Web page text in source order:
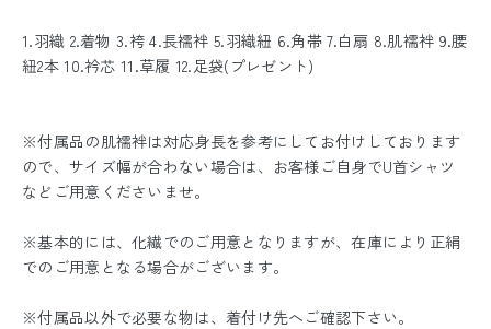
1.羽織 2.着物 3.袴 4.長襦袢 5.羽織紐 6.角帯 7.白扇 8.肌襦袢 9.腰
紐2本 10.衿芯 11.草履 12.足袋(プレゼント)
※付属品の肌襦袢は対応身長を参考にしてお付けしております
ので、サイズ幅が合わない場合は、お客様ご自身でU首シャツ
などご用意くださいませ。
※基本的には、化繊でのご用意となりますが、在庫により正絹
でのご用意となる場合がございます。
※付属品以外で必要な物は、着付け先へご確認下さい。